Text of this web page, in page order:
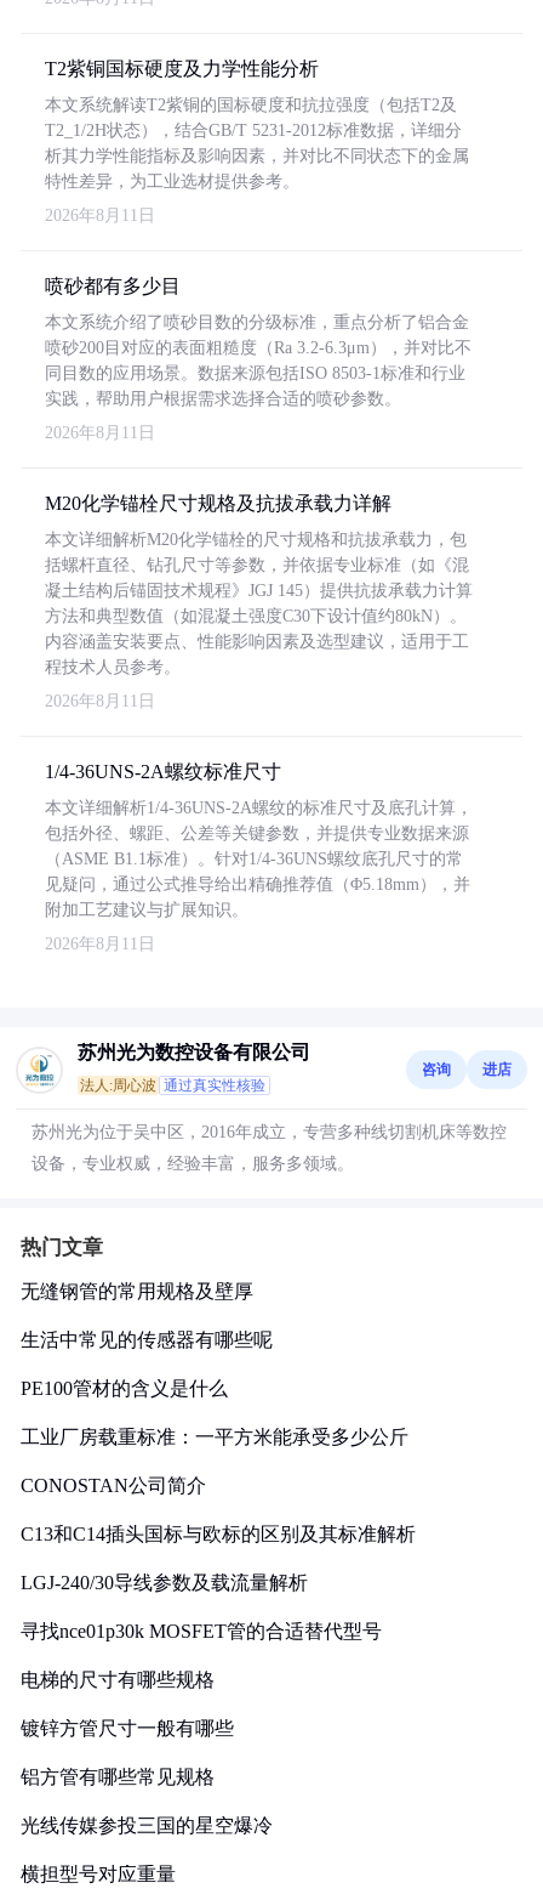
T2紫铜国标硬度及力学性能分析
本文系统解读T2紫铜的国标硬度和抗拉强度（包括T2及
T2_1/2H状态），结合GB/T 5231-2012标准数据，详细分
析其力学性能指标及影响因素，并对比不同状态下的金属
特性差异，为工业选材提供参考。
2026年8月11日
喷砂都有多少目
本文系统介绍了喷砂目数的分级标准，重点分析了铝合金
喷砂200目对应的表面粗糙度（Ra 3.2-6.3μm），并对比不
同目数的应用场景。数据来源包括ISO 8503-1标准和行业
实践，帮助用户根据需求选择合适的喷砂参数。
2026年8月11日
M20化学锚栓尺寸规格及抗拔承载力详解
本文详细解析M20化学锚栓的尺寸规格和抗拔承载力，包
括螺杆直径、钻孔尺寸等参数，并依据专业标准（如《混
凝土结构后锚固技术规程》JGJ 145）提供抗拔承载力计算
方法和典型数值（如混凝土强度C30下设计值约80kN）。
内容涵盖安装要点、性能影响因素及选型建议，适用于工
程技术人员参考。
2026年8月11日
1/4-36UNS-2A螺纹标准尺寸
本文详细解析1/4-36UNS-2A螺纹的标准尺寸及底孔计算，
包括外径、螺距、公差等关键参数，并提供专业数据来源
（ASME B1.1标准）。针对1/4-36UNS螺纹底孔尺寸的常
见疑问，通过公式推导给出精确推荐值（Φ5.18mm），并
附加工艺建议与扩展知识。
2026年8月11日
苏州光为数控设备有限公司
法人:周心波 通过真实性核验
咨询 进店
苏州光为位于吴中区，2016年成立，专营多种线切割机床等数控
设备，专业权威，经验丰富，服务多领域。
热门文章
无缝钢管的常用规格及壁厚
生活中常见的传感器有哪些呢
PE100管材的含义是什么
工业厂房载重标准：一平方米能承受多少公斤
CONOSTAN公司简介
C13和C14插头国标与欧标的区别及其标准解析
LGJ-240/30导线参数及载流量解析
寻找nce01p30k MOSFET管的合适替代型号
电梯的尺寸有哪些规格
镀锌方管尺寸一般有哪些
铝方管有哪些常见规格
光线传媒参投三国的星空爆冷
横担型号对应重量